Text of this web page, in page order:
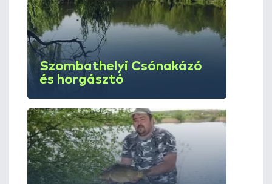
Szombathelyi Csónakázó
és horgásztó